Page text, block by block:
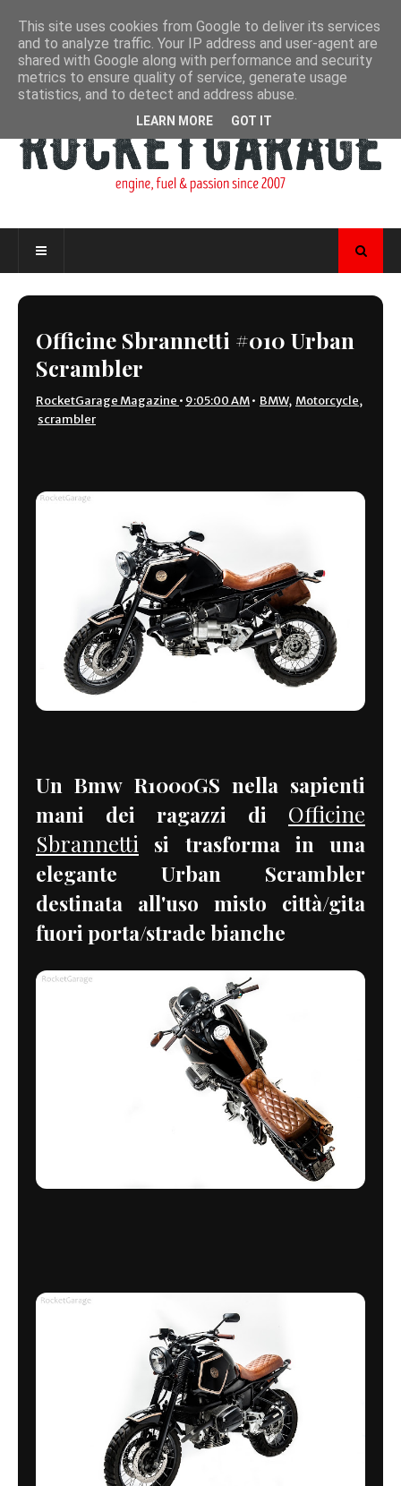
Officine Sbrannetti #010 Urban
Scrambler
RocketGarage Magazine • 9:05:00 AM• BMW, Motorcycle,
scrambler
Un Bmw R1000GS nella sapienti
mani dei ragazzi di Officine
Sbrannetti si trasforma in una
elegante Urban Scrambler
destinata all'uso misto città/gita
fuori porta/strade bianche
This site uses cookies from Google to deliver its services
and to analyze traffic. Your IP address and user-agent are
shared with Google along with performance and security
metrics to ensure quality of service, generate usage
statistics, and to detect and address abuse.
LEARN MORE GOT IT